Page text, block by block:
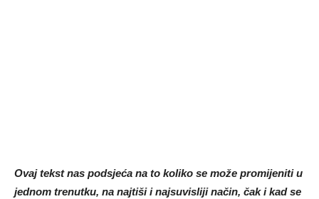
Ovaj tekst nas podsjeća na to koliko se može promijeniti u
jednom trenutku, na najtiši i najsuvisliji način, čak i kad se